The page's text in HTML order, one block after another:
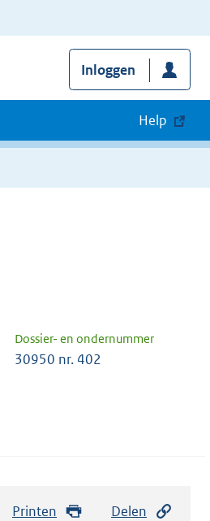
Inloggen
Help
Dossier- en ondernummer
30950 nr. 402
Printen Delen